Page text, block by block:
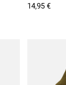
14,95 €